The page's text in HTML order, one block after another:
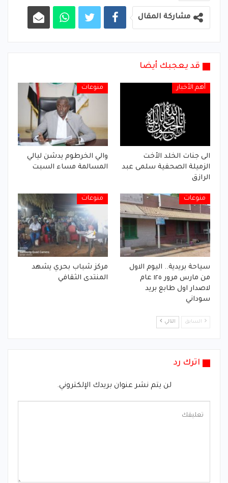
مشاركة المقال
قد يعجبك أيضا
أهم الأخبار
الى جنات الخلد الأخت
الزميلة الصحفية سلمى عبد
الرازق
منوعات
والي الخرطوم يدشن ليالي
المسالمة مساء السبت
منوعات
سياحة بريدية.. اليوم الاول
من مارس مرور ١٢٥ عام
لاصدار اول طابع بريد
سوداني
منوعات
مركز شباب بحري يشهد
المنتدى الثقافي
السابق التالي
اترك رد
لن يتم نشر عنوان بريدك الإلكتروني.